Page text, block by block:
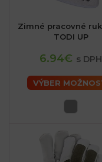
Zimné pracovné
TODI UP
6.94€ s DPH
VÝBER